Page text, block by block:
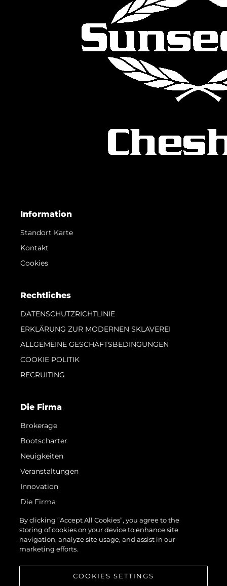
Information
Standort Karte
Kontakt
Cookies
Rechtliches
DATENSCHUTZRICHTLINIE
ERKLÄRUNG ZUR MODERNEN SKLAVEREI
ALLGEMEINE GESCHÄFTSBEDINGUNGEN
COOKIE POLITIK
RECRUITING
Die Firma
Brokerage
Bootscharter
Neuigkeiten
Veranstaltungen
Innovation
Die Firma
Das Team
Lifestyle
Geschichte
By clicking “Accept All Cookies”, you agree to the
storing of cookies on your device to enhance site
navigation, analyze site usage, and assist in our
marketing efforts.
COOKIES SETTINGS